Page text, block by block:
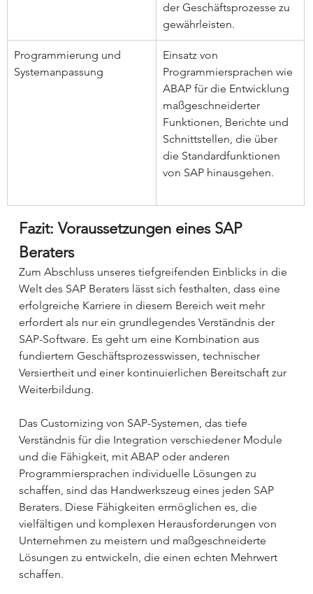
der Geschäftsprozesse zu
gewährleisten.
Programmierung und
Systemanpassung
Einsatz von
Programmiersprachen wie
ABAP für die Entwicklung
maßgeschneiderter
Funktionen, Berichte und
Schnittstellen, die über
die Standardfunktionen
von SAP hinausgehen.
Fazit: Voraussetzungen eines SAP
Beraters
Zum Abschluss unseres tiefgreifenden Einblicks in die
Welt des SAP Beraters lässt sich festhalten, dass eine
erfolgreiche Karriere in diesem Bereich weit mehr
erfordert als nur ein grundlegendes Verständnis der
SAP-Software. Es geht um eine Kombination aus
fundiertem Geschäftsprozesswissen, technischer
Versiertheit und einer kontinuierlichen Bereitschaft zur
Weiterbildung.
Das Customizing von SAP-Systemen, das tiefe
Verständnis für die Integration verschiedener Module
und die Fähigkeit, mit ABAP oder anderen
Programmiersprachen individuelle Lösungen zu
schaffen, sind das Handwerkszeug eines jeden SAP
Beraters. Diese Fähigkeiten ermöglichen es, die
vielfältigen und komplexen Herausforderungen von
Unternehmen zu meistern und maßgeschneiderte
Lösungen zu entwickeln, die einen echten Mehrwert
schaffen.